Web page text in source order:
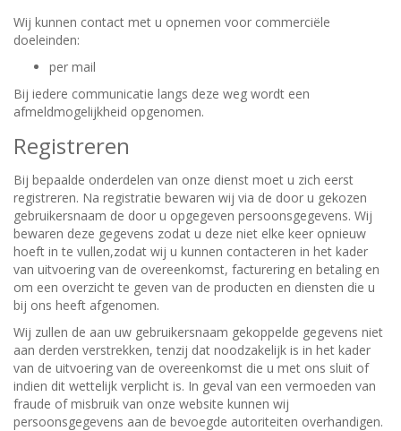
Wij kunnen contact met u opnemen voor commerciële
doeleinden:
per mail
Bij iedere communicatie langs deze weg wordt een
afmeldmogelijkheid opgenomen.
Registreren
Bij bepaalde onderdelen van onze dienst moet u zich eerst
registreren. Na registratie bewaren wij via de door u gekozen
gebruikersnaam de door u opgegeven persoonsgegevens. Wij
bewaren deze gegevens zodat u deze niet elke keer opnieuw
hoeft in te vullen,zodat wij u kunnen contacteren in het kader
van uitvoering van de overeenkomst, facturering en betaling en
om een overzicht te geven van de producten en diensten die u
bij ons heeft afgenomen.
Wij zullen de aan uw gebruikersnaam gekoppelde gegevens niet
aan derden verstrekken, tenzij dat noodzakelijk is in het kader
van de uitvoering van de overeenkomst die u met ons sluit of
indien dit wettelijk verplicht is. In geval van een vermoeden van
fraude of misbruik van onze website kunnen wij
persoonsgegevens aan de bevoegde autoriteiten overhandigen.